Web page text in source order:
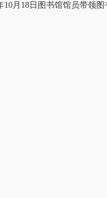
10月18日图书馆馆员带领